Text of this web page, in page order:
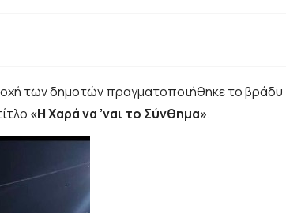
των δημοτών πραγματοποιήθηκε το βράδυ
«Η Χαρά να ’ναι το Σύνθημα».